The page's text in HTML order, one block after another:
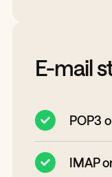
E-mail
POP3
IMAP